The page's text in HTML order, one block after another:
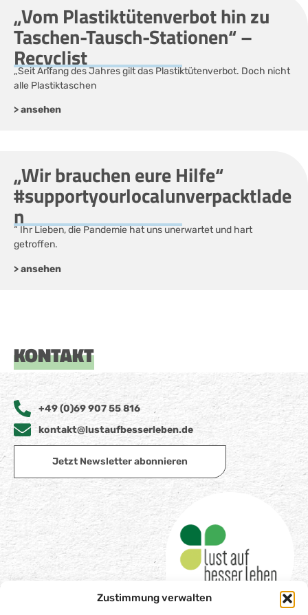
Zustimmung verwalten
„Vom Plastiktütenverbot hin zu
Taschen-Tausch-Stationen“ –
Recyclist
„Seit Anfang des Jahres gilt das Plastiktütenverbot. Doch nicht
alle Plastiktaschen
> ansehen
„Wir brauchen eure Hilfe“
#supportyourlocalunverpacktlade
n
“ Ihr Lieben, die Pandemie hat uns unerwartet und hart
getroffen.
> ansehen
KONTAKT
+49 (0)69 907 55 816
kontakt@lustaufbesserleben.de
Jetzt Newsletter abonnieren